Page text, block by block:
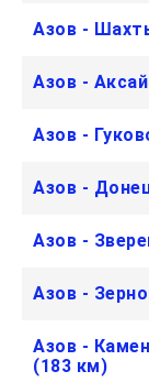
Азов -
Азов -
Азов -
Азов -
Азов -
Азов -
Азов -
(183 км)